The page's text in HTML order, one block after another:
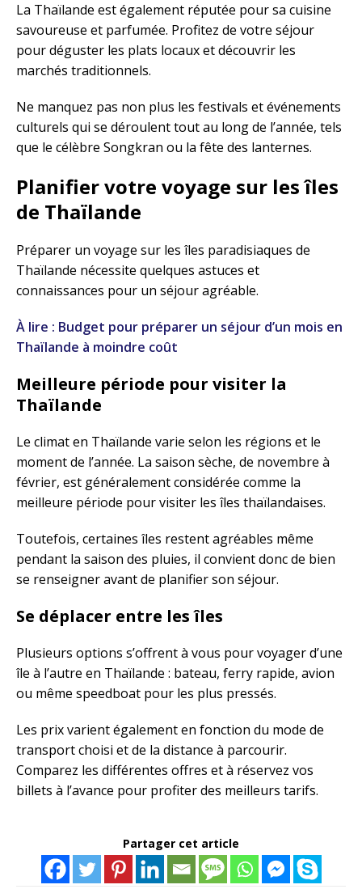
La Thaïlande est également réputée pour sa cuisine
savoureuse et parfumée. Profitez de votre séjour
pour déguster les plats locaux et découvrir les
marchés traditionnels.
Ne manquez pas non plus les festivals et événements
culturels qui se déroulent tout au long de l’année, tels
que le célèbre Songkran ou la fête des lanternes.
Planifier votre voyage sur les îles
de Thaïlande
Préparer un voyage sur les îles paradisiaques de
Thaïlande nécessite quelques astuces et
connaissances pour un séjour agréable.
À lire : Budget pour préparer un séjour d’un mois en
Thaïlande à moindre coût
Meilleure période pour visiter la
Thaïlande
Le climat en Thaïlande varie selon les régions et le
moment de l’année. La saison sèche, de novembre à
février, est généralement considérée comme la
meilleure période pour visiter les îles thaïlandaises.
Toutefois, certaines îles restent agréables même
pendant la saison des pluies, il convient donc de bien
se renseigner avant de planifier son séjour.
Se déplacer entre les îles
Plusieurs options s’offrent à vous pour voyager d’une
île à l’autre en Thaïlande : bateau, ferry rapide, avion
ou même speedboat pour les plus pressés.
Les prix varient également en fonction du mode de
transport choisi et de la distance à parcourir.
Comparez les différentes offres et à réservez vos
billets à l’avance pour profiter des meilleurs tarifs.
Partager cet article